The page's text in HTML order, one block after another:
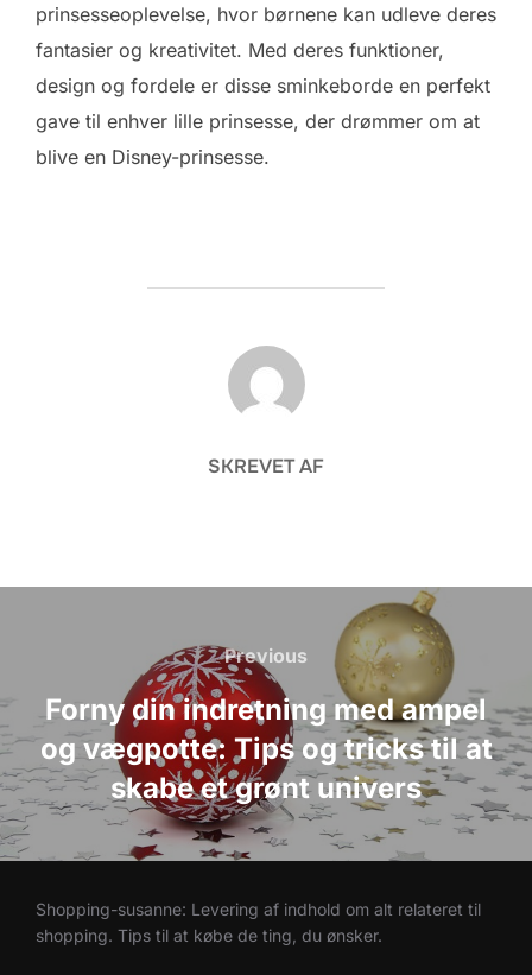
prinsesseoplevelse, hvor børnene kan udleve deres
fantasier og kreativitet. Med deres funktioner,
design og fordele er disse sminkeborde en perfekt
gave til enhver lille prinsesse, der drømmer om at
blive en Disney-prinsesse.
FORFATTER
SKREVET AF
Previous
Previous
Forny din indretning med ampel
og vægpotte: Tips og tricks til at
skabe et grønt univers
Shopping-susanne: Levering af indhold om alt relateret til
shopping. Tips til at købe de ting, du ønsker.